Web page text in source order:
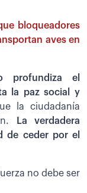
bloqueadores
aves en
profundiza el
la paz social y
la ciudadanía
La verdadera
de ceder por el
no debe ser